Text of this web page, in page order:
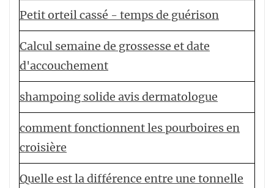
Petit orteil cassé - temps de guérison
Calcul semaine de grossesse et date
d'accouchement
shampoing solide avis dermatologue
comment fonctionnent les pourboires en
croisière
Quelle est la différence entre une tonnelle